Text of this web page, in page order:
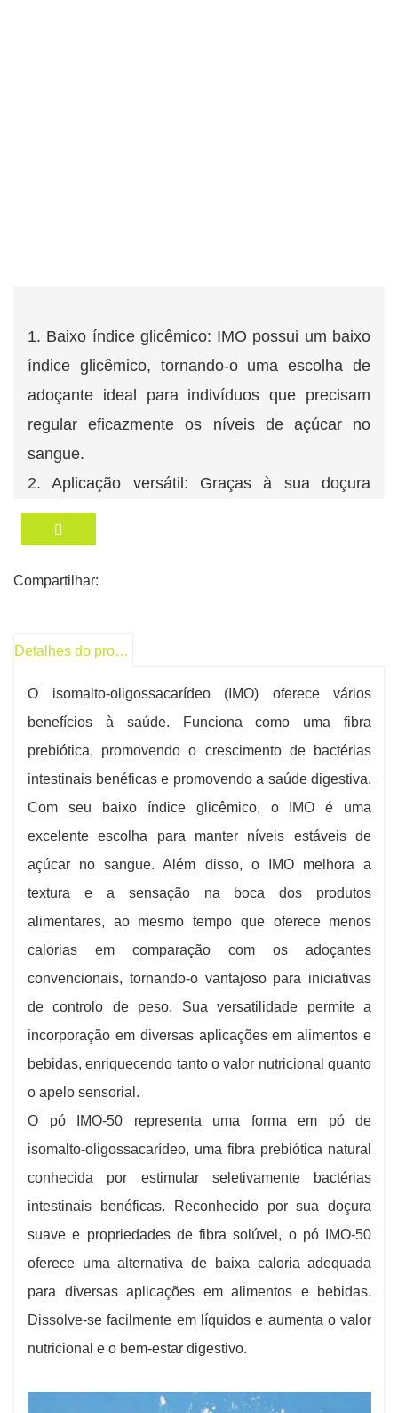
1. Baixo índice glicêmico: IMO possui um baixo
índice glicêmico, tornando-o uma escolha de
adoçante ideal para indivíduos que precisam
regular eficazmente os níveis de açúcar no
sangue.
2. Aplicação versátil: Graças à sua doçura
suave e atributos funcionais, o IMO prova ser
adaptável a uma ampla gama de produtos
alimentícios, incluindo bares, bebidas e
prebióticas, a IMO promove o crescimento de
bactérias intestinais benéficas, apoiando assim
o bem-estar digestivo.
4. Fonte de Fibra Solúvel: Servindo como fonte
de fibra alimentar solúvel, o IMO auxilia na
promoção da saciedade e facilita a digestão.
Compartilhar:
Detalhes do produto
O isomalto-oligossacarídeo (IMO) oferece vários
benefícios à saúde. Funciona como uma fibra
prebiótica, promovendo o crescimento de bactérias
intestinais benéficas e promovendo a saúde digestiva.
Com seu baixo índice glicêmico, o IMO é uma
excelente escolha para manter níveis estáveis ​​de
açúcar no sangue. Além disso, o IMO melhora a
textura e a sensação na boca dos produtos
alimentares, ao mesmo tempo que oferece menos
calorias em comparação com os adoçantes
convencionais, tornando-o vantajoso para iniciativas
de controlo de peso. Sua versatilidade permite a
incorporação em diversas aplicações em alimentos e
bebidas, enriquecendo tanto o valor nutricional quanto
o apelo sensorial.
O pó IMO-50 representa uma forma em pó de
isomalto-oligossacarídeo, uma fibra prebiótica natural
conhecida por estimular seletivamente bactérias
intestinais benéficas. Reconhecido por sua doçura
suave e propriedades de fibra solúvel, o pó IMO-50
oferece uma alternativa de baixa caloria adequada
para diversas aplicações em alimentos e bebidas.
Dissolve-se facilmente em líquidos e aumenta o valor
nutricional e o bem-estar digestivo.